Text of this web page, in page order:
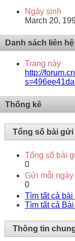
Ngày sinh
March 20,
Danh sách liên hệ
Trang này
http://
Thống kê
Tổng số bài gửi
Tổng số bài
0
Gửi mỗi ngày
0
Tìm tất cả bài
Tìm tất cả
Thông tin